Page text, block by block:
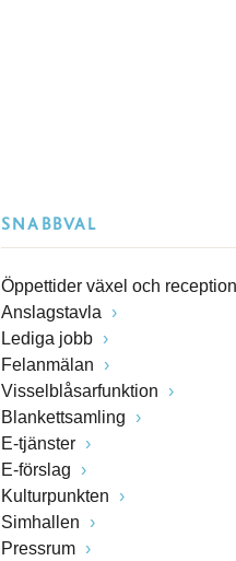
SNABBVAL
Öppettider växel och
Anslagstavla
Lediga jobb
Felanmälan
Visselblåsarfunktion
Blankettsamling
E-tjänster
E-förslag
Kulturpunkten
Simhallen
Pressrum